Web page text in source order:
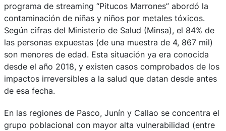
programa de streaming “Pitucos Marrones” abordó la
contaminación de niñas y niños por metales tóxicos.
Según cifras del Ministerio de Salud (Minsa), el 84% de
las personas expuestas (de una muestra de 4, 867 mil)
son menores de edad. Esta situación ya era conocida
desde el año 2018, y existen casos comprobados de los
impactos irreversibles a la salud que datan desde antes
de esa fecha.
En las regiones de Pasco, Junín y Callao se concentra el
grupo poblacional con mayor alta vulnerabilidad (entre